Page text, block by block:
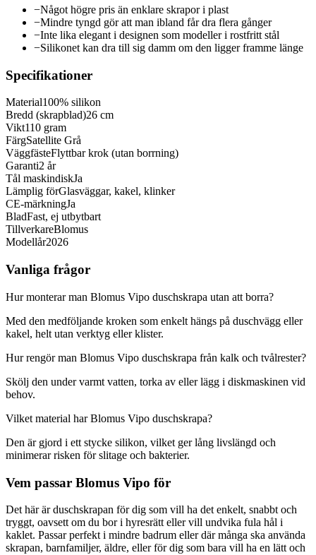
−Något högre pris än enklare skrapor i plast
−Mindre tyngd gör att man ibland får dra flera gånger
−Inte lika elegant i designen som modeller i rostfritt stål
−Silikonet kan dra till sig damm om den ligger framme länge
Specifikationer
Material100% silikon
Bredd (skrapblad)26 cm
Vikt110 gram
FärgSatellite Grå
VäggfästeFlyttbar krok (utan borrning)
Garanti2 år
Tål maskindiskJa
Lämplig förGlasväggar, kakel, klinker
CE-märkningJa
BladFast, ej utbytbart
TillverkareBlomus
Modellår2026
Vanliga frågor
Hur monterar man Blomus Vipo duschskrapa utan att borra?
Med den medföljande kroken som enkelt hängs på duschvägg eller
kakel, helt utan verktyg eller klister.
Hur rengör man Blomus Vipo duschskrapa från kalk och tvålrester?
Skölj den under varmt vatten, torka av eller lägg i diskmaskinen vid
behov.
Vilket material har Blomus Vipo duschskrapa?
Den är gjord i ett stycke silikon, vilket ger lång livslängd och
minimerar risken för slitage och bakterier.
Vem passar Blomus Vipo för
Det här är duschskrapan för dig som vill ha det enkelt, snabbt och
tryggt, oavsett om du bor i hyresrätt eller vill undvika fula hål i
kaklet. Passar perfekt i mindre badrum eller där många ska använda
skrapan, barnfamiljer, äldre, eller för dig som bara vill ha en lätt och